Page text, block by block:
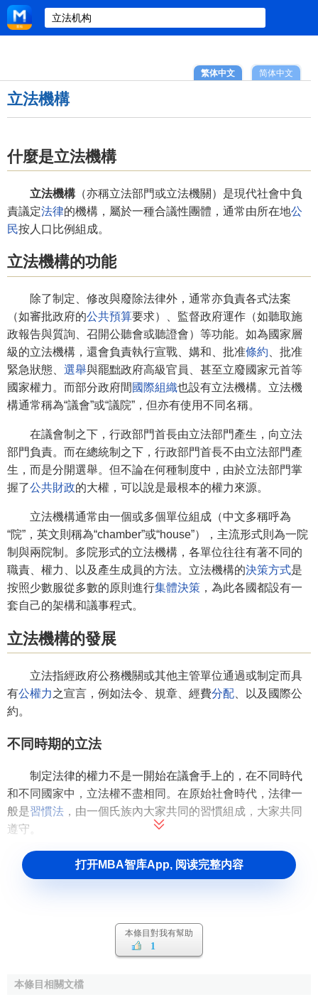
简体中文
繁体中文
立法機構
什麼是立法機構
立法機構 （亦稱立法部門或立法機關）是現代社會中負
責議定法律的機構，屬於一種合議性團體，通常由所在地公
民按人口比例組成。
立法機構的功能
除了制定、修改與廢除法律外，通常亦負責各式法案
（如審批政府的公共預算要求）、監督政府運作（如聽取施
政報告與質詢、召開公聽會或聽證會）等功能。如為國家層
級的立法機構，還會負責執行宣戰、媾和、批准條約 、批准
緊急狀態、 選舉與罷黜政府高級官員、甚至立廢國家元首等
國家權力。而部分政府間 國際組織也設有立法機構。立法機
構通常稱為“議會”或“議院”，但亦有使用不同名稱。
在議會制之下，行政部門首長由立法部門產生，向立法
部門負責。而在總統制之下，行政部門首長不由立法部門產
生，而是分開選舉。但不論在何種制度中，由於立法部門掌
握了公共財政的大權，可以說是最根本的權力來源。
立法機構通常由一個或多個單位組成（中文多稱呼為
“院”，英文則稱為“chamber”或“house”），主流形式則為一院
制與兩院制。多院形式的立法機構，各單位往往有著不同的
職責、權力、以及產生成員的方法。立法機構的決策方式是
按照少數服從多數的原則進行集體決策 ，為此各國都設有一
套自己的架構和議事程式。
立法機構的發展
立法指經政府公務機關或其他主管單位通過或制定而具
有公權力之宣言，例如法令、規章、經費分配 、以及國際公
約。
不同時期的立法
制定法律的權力不是一開始在議會手上的，在不同時代
和不同國家中，立法權不盡相同。在原始社會時代，法律一
般是習慣法 ，由一個氏族內大家共同的習慣組成，大家共同
遵守。
在奴隸社會時代，法律已經成文，不同國家 法律制定的
權力也不同。獨裁君主國家，立法權屬於君主。在古代印
在封建社會，立法權一般都掌握在君主手裡。
打开MBA智库App, 阅读完整内容
本條目對我有幫助
1
本條目相關文檔